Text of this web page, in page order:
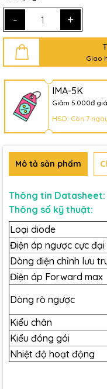
- +
Giao
IMA-5K
Giảm 5.000đ
HSD: Còn 7
Mô tả sản phẩm
Thông tin Datasheet:
Thông số kỹ thuật:
Loại diode
Điện áp ngược cực đại
Dòng điện chỉnh lưu
Điện áp Forward max
Dòng rò ngược
Kiểu chân
Kiểu đóng gói
Nhiệt độ hoạt động